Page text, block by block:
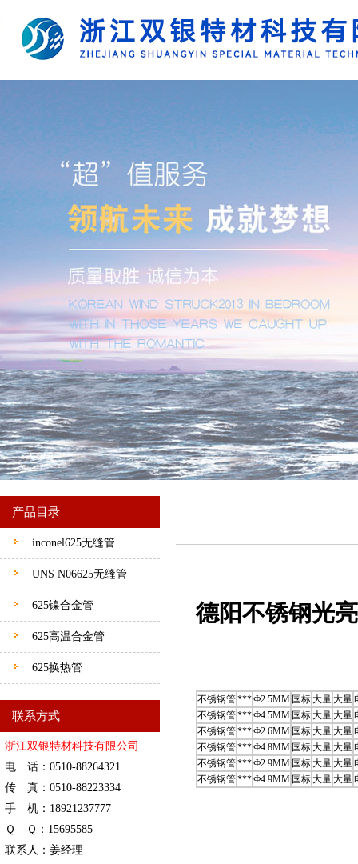
产品目录
inconel625无缝管
UNS N06625无缝管
625镍合金管
625高温合金管
625换热管
联系方式
浙江双银特材科技有限公司
电 话：0510-88264321
传 真：0510-88223334
手 机：18921237777
Ｑ Ｑ：15695585
联系人：姜经理
德阳不锈钢光
不锈钢管***Ф2.5MM 国标大量大量
不锈钢管***Ф4.5MM 国标大量大量
不锈钢管***Ф2.6MM 国标大量大量
不锈钢管***Ф4.8MM 国标大量大量
不锈钢管***Ф2.9MM 国标大量大量
不锈钢管***Ф4.9MM 国标大量大量